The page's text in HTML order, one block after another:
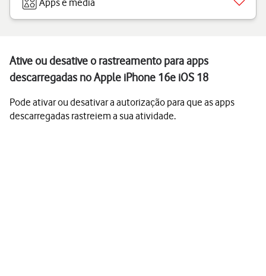
Apps e media
Ative ou desative o rastreamento para apps
descarregadas no Apple iPhone 16e iOS 18
Pode ativar ou desativar a autorização para que as apps
descarregadas rastreiem a sua atividade.